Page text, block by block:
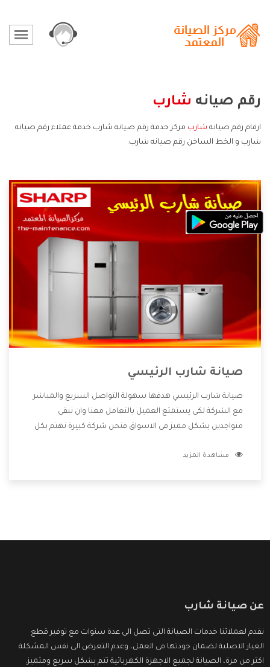
رقم صيانه شارب
ارقام رقم صيانه شارب مركز خدمة رقم صيانه شارب خدمة عملاء رقم صيانه
شارب و الخط الساخن رقم صيانه شارب.
صيانة شارب الرئيسي
صيانة شارب الرئيسي هدفها سهولة التواصل السريع والمباشر
مع الشركة لكى يستمتع العميل بالتعامل معنا وان نبقى
متواجدين بشكل مميز فى الاسواق فنحن شركة كبيرة نهتم بكل
الشركة بها والتى تكون منها خدمة الصيانة التى تكون من أهم
مشاهدة المزيد
عن صيانة شارب
نقدم لعملائنا خدمات الصيانة التى تصل الى عدة سنوات مع توفير قطع
الغيار الاصلية لضمان جودتها فى العمل، وعدم التعرض الى نفس المشكلة
اكثر من مرة، الصيانة لجميع الاجهزة الكهربائية تتم بشكل سريع ومتميز.